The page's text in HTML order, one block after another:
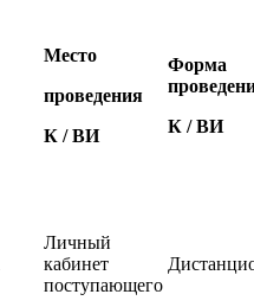
Место
проведения
К / ВИ
Форма
К / ВИ
Личный
кабинет
поступающего